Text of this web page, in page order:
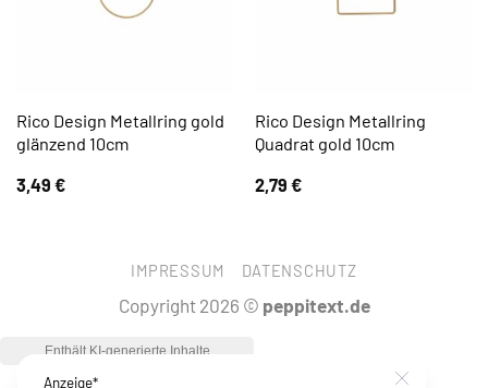
Rico Design Metallring gold
glänzend 10cm
3,49 €
Rico Design Metallring
Quadrat gold 10cm
2,79 €
IMPRESSUM DATENSCHUTZ
Copyright 2026 © peppitext.de
Anzeige*